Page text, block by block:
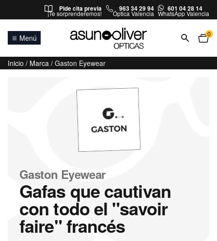
Saltar al contenidoPide cita previa
¡Te sorprenderemos!
963 34 29 94
Óptica Valencia
601 04 28 14
WhatsApp Valencia
Menú 0
Inicio / Marca / Gaston Eyewear
Gaston Eyewear
Gafas que cautivan
con todo el "savoir
faire" francés